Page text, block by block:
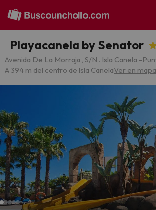
Playacanela by Senator
Avenida De La Morraja , S/N . Isla Canela -
A 394 m del centro de Isla CanelaVer en mapa